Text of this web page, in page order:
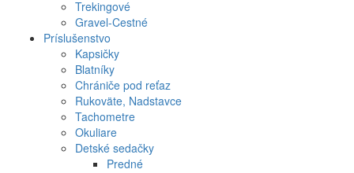
Trekingové
Gravel-Cestné
Príslušenstvo
Kapsičky
Blatníky
Chrániče pod reťaz
Rukoväte, Nadstavce
Tachometre
Okuliare
Detské sedačky
Predné